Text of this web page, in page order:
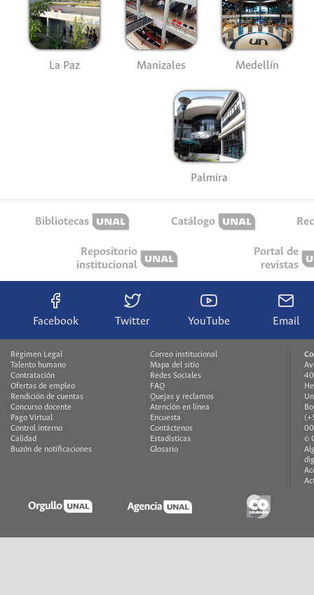
La Paz Manizales Medellín
Palmira
Bibliotecas Catálogo
Repositorio
institucional
Portal de
revistas
Facebook Twitter YouTube Email
Régimen Legal
Talento humano
Contratación
Ofertas de empleo
Rendición de cuentas
Concurso docente
Pago Virtual
Control interno
Calidad
Buzón de notificaciones
Correo institucional
Mapa del sitio
Redes Sociales
FAQ
Quejas y reclamos
Atención en línea
Encuesta
Contáctenos
Estadísticas
Glosario
©